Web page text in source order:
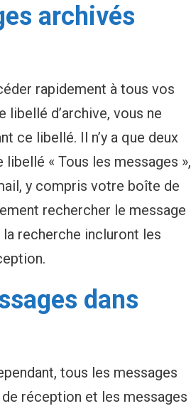
archivés
rapidement à tous vos
libellé d’archive, vous ne
ce libellé. Il n’y a que deux
« Tous les messages »,
y compris votre boîte de
rechercher le message
recherche incluront les
dans
tous les messages
réception et les messages